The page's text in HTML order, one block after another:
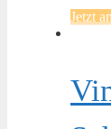
Jetzt